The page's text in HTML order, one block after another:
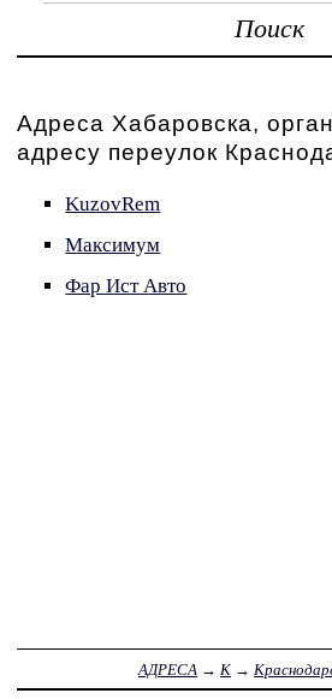
Поиск
Адреса Хабаровска,
адресу переулок
KuzovRem
Максимум
Фар Ист Авто
АДРЕСА → К →